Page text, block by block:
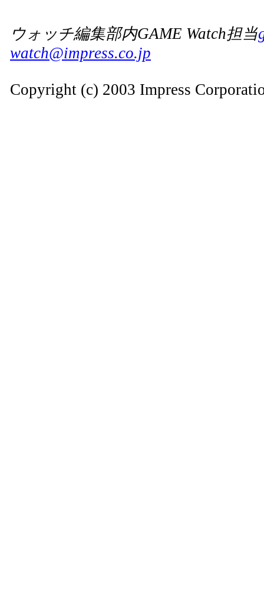
ウォッチ編集部内GAME Watch担当
watch@impress.co.jp
Copyright (c) 2003 Impress